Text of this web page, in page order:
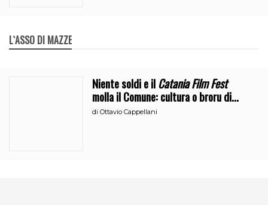
L`ASSO DI MAZZE
Niente soldi e ilCatania Film Fest
molla il Comune: cultura o broru di
ciciri?
diOttavio Cappellani